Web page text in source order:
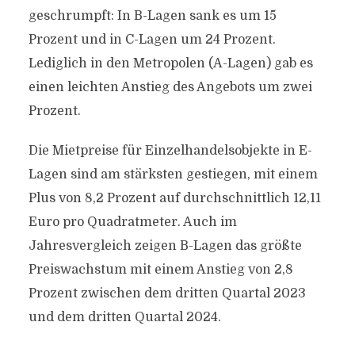
geschrumpft: In B-Lagen sank es um 15
Prozent und in C-Lagen um 24 Prozent.
Lediglich in den Metropolen (A-Lagen) gab es
einen leichten Anstieg des Angebots um zwei
Prozent.
Die Mietpreise für Einzelhandelsobjekte in E-
Lagen sind am stärksten gestiegen, mit einem
Plus von 8,2 Prozent auf durchschnittlich 12,11
Euro pro Quadratmeter. Auch im
Jahresvergleich zeigen B-Lagen das größte
Preiswachstum mit einem Anstieg von 2,8
Prozent zwischen dem dritten Quartal 2023
und dem dritten Quartal 2024.